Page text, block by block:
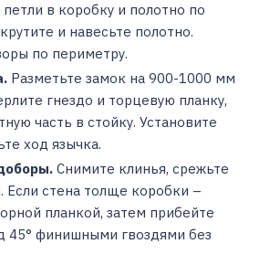
в коробку и полотно по
и навесьте полотно.
по периметру.
Разметьте замок на 900-1000 мм
гнездо и торцевую планку,
часть в стойку. Установите
ход язычка.
Снимите клинья, срежьте
Если стена толще коробки –
планкой, затем прибейте
45° финишными гвоздями без